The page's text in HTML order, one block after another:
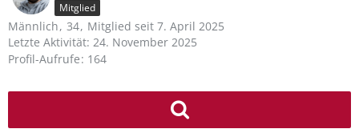
Mitglied
Männlich 34 Mitglied seit 7. April 2025
Letzte Aktivität: 24. November 2025
Profil-Aufrufe 164